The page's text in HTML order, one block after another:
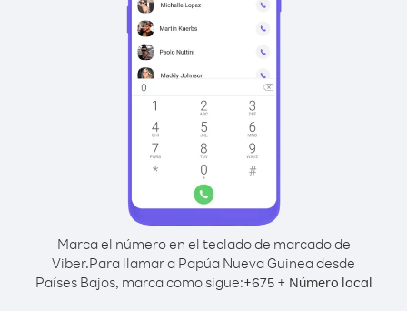
Marca el número en el teclado de marcado de
Viber.Para llamar a Papúa Nueva Guinea desde
Países Bajos, marca como sigue:+675+ Número local